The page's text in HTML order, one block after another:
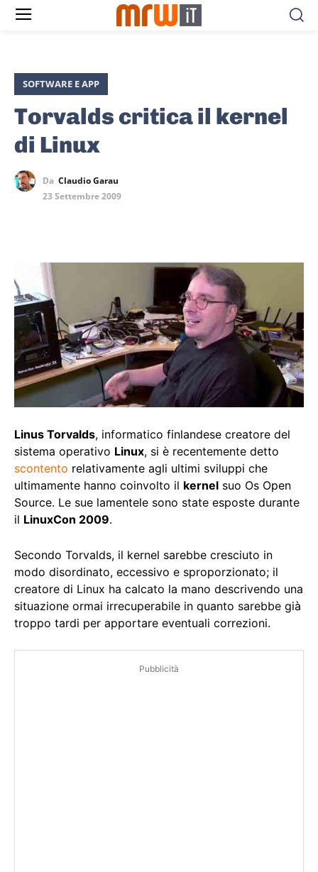
SOFTWARE E APP
Torvalds critica il kernel
di Linux
Da Claudio Garau
23 Settembre 2009
Linus Torvalds, informatico finlandese creatore del
sistema operativo Linux, si è recentemente detto
scontento relativamente agli ultimi sviluppi che
ultimamente hanno coinvolto il kernel suo Os Open
Source. Le sue lamentele sono state esposte durante
il LinuxCon 2009.
Secondo Torvalds, il kernel sarebbe cresciuto in
modo disordinato, eccessivo e sproporzionato; il
creatore di Linux ha calcato la mano descrivendo una
situazione ormai irrecuperabile in quanto sarebbe già
troppo tardi per apportare eventuali correzioni.
Pubblicità